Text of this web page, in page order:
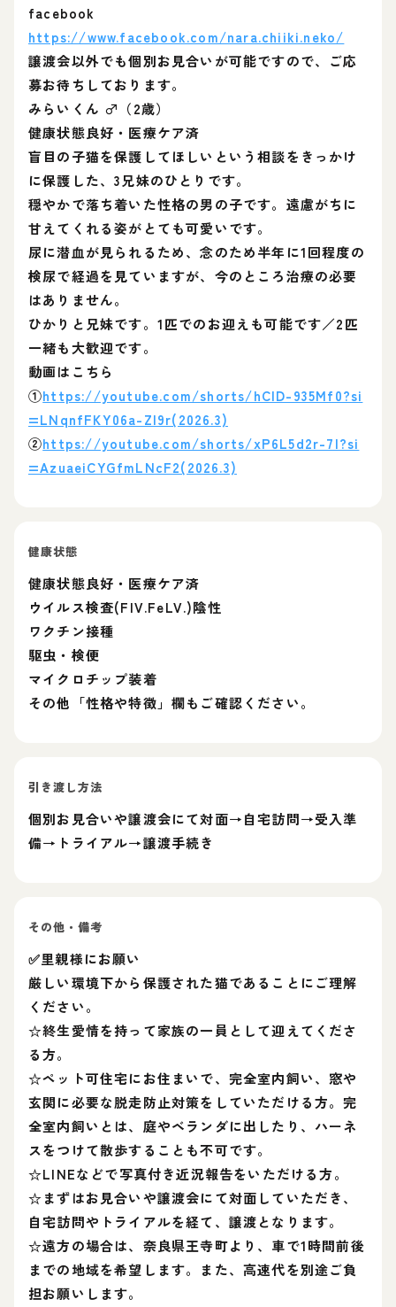
facebook
https://www.facebook.com/nara.chiiki.neko/
譲渡会以外でも個別お見合いが可能ですので、ご応
募お待ちしております。
みらいくん ♂（2歳）
健康状態良好・医療ケア済
盲目の子猫を保護してほしいという相談をきっかけ
に保護した、3兄妹のひとりです。
穏やかで落ち着いた性格の男の子です。遠慮がちに
甘えてくれる姿がとても可愛いです。
尿に潜血が見られるため、念のため半年に1回程度の
検尿で経過を見ていますが、今のところ治療の必要
はありません。
ひかりと兄妹です。1匹でのお迎えも可能です／2匹
一緒も大歓迎です。
動画はこちら
①https://youtube.com/shorts/hClD-935Mf0?si
=LNqnfFKY06a-ZI9r(2026.3)
②https://youtube.com/shorts/xP6L5d2r-7I?si
=AzuaeiCYGfmLNcF2(2026.3)
健康状態
健康状態良好・医療ケア済
ウイルス検査(FIV.FeLV.)陰性
ワクチン接種
駆虫・検便
マイクロチップ装着
その他「性格や特徴」欄もご確認ください。
引き渡し方法
個別お見合いや譲渡会にて対面→自宅訪問→受入準
備→トライアル→譲渡手続き
その他・備考
✅里親様にお願い
厳しい環境下から保護された猫であることにご理解
ください。
☆終生愛情を持って家族の一員として迎えてくださ
る方。
☆ペット可住宅にお住まいで、完全室内飼い、窓や
玄関に必要な脱走防止対策をしていただける方。完
全室内飼いとは、庭やベランダに出したり、ハーネ
スをつけて散歩することも不可です。
☆LINEなどで写真付き近況報告をいただける方。
☆まずはお見合いや譲渡会にて対面していただき、
自宅訪問やトライアルを経て、譲渡となります。
☆遠方の場合は、奈良県王寺町より、車で1時間前後
までの地域を希望します。また、高速代を別途ご負
担お願いします。